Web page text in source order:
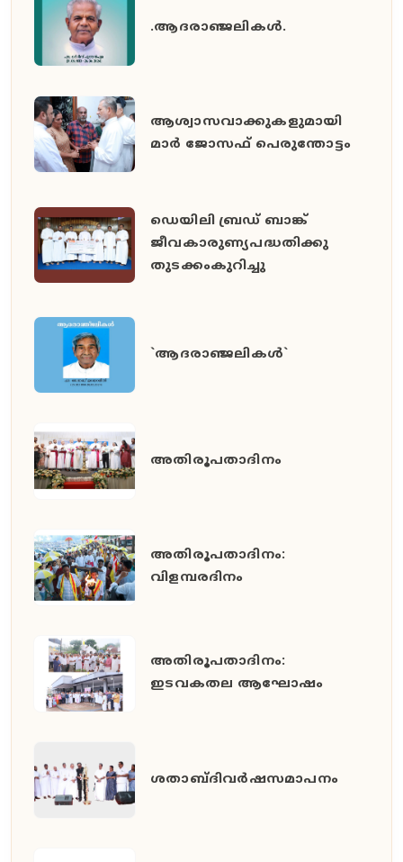
.ആദരാഞ്ജലികൾ.
ആശ്വാസവാക്കുകളുമായി
മാർ ജോസഫ് പെരുന്തോട്ടം
ഡെയിലി ബ്രഡ് ബാങ്ക്
ജീവകാരുണ്യപദ്ധതിക്കു
തുടക്കംകുറിച്ചു
`ആദരാഞ്ജലികൾ`
അതിരൂപതാദിനം
അതിരൂപതാദിനം:
വിളമ്പരദിനം
അതിരൂപതാദിനം:
ഇടവകതല ആഘോഷം
ശതാബ്ദിവർഷസമാപനം